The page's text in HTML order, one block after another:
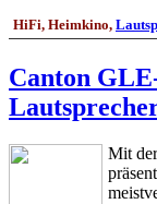
HiFi, Heimkino,
Canton
Mit